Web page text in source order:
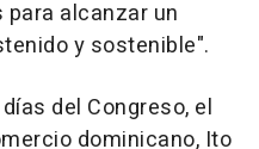
alcanzar un
y sostenible".
del Congreso, el
dominicano, Ito